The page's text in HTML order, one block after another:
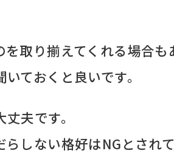
取り揃えてくれる場合
ておくと良いです。
夫です。
しない格好はNGとされ